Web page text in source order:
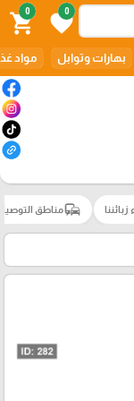
0
favorite
0
shopping_cart
بهارات وتوابل مواد
زبائننا commuteمناطق